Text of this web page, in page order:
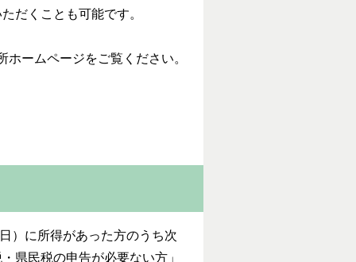
ただくことも可能です。
ームページをご覧ください。
）に所得があった方のうち次
県民税の申告が必要ない方」